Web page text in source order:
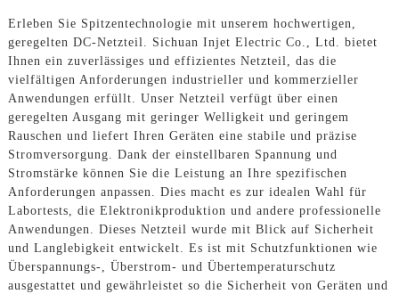
Erleben Sie Spitzentechnologie mit unserem hochwertigen,
geregelten DC-Netzteil. Sichuan Injet Electric Co., Ltd. bietet
Ihnen ein zuverlässiges und effizientes Netzteil, das die
vielfältigen Anforderungen industrieller und kommerzieller
Anwendungen erfüllt. Unser Netzteil verfügt über einen
geregelten Ausgang mit geringer Welligkeit und geringem
Rauschen und liefert Ihren Geräten eine stabile und präzise
Stromversorgung. Dank der einstellbaren Spannung und
Stromstärke können Sie die Leistung an Ihre spezifischen
Anforderungen anpassen. Dies macht es zur idealen Wahl für
Labortests, die Elektronikproduktion und andere professionelle
Anwendungen. Dieses Netzteil wurde mit Blick auf Sicherheit
und Langlebigkeit entwickelt. Es ist mit Schutzfunktionen wie
Überspannungs-, Überstrom- und Übertemperaturschutz
ausgestattet und gewährleistet so die Sicherheit von Geräten und